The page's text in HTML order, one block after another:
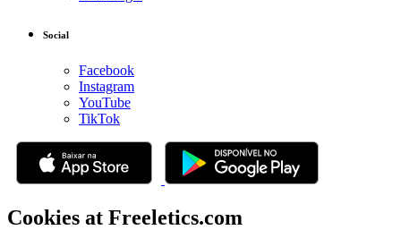
Social
Facebook
Instagram
YouTube
TikTok
Cookies at Freeletics.com